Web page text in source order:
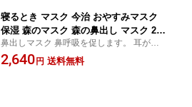
寝るとき マスク 今治 おやすみマスク
保湿 森のマスク 森の鼻出し マスク 2枚
セット (袋入り) 日本製 呼吸がしやすい
森のタオル スリーピングマスク 今治産
鼻出しマスク 鼻呼吸を促します。 耳が痛く
なりにくい眠る時専用マスク
2,640円 送料無料